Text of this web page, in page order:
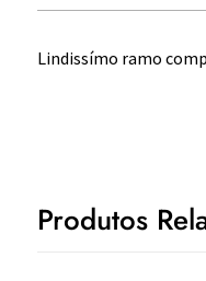
Lindissímo ramo
Produtos